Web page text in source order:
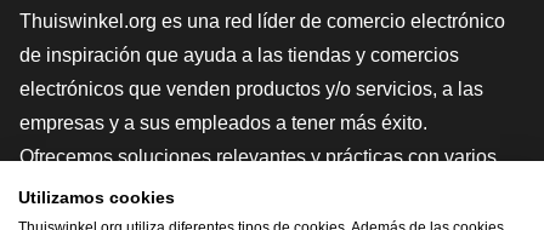
Thuiswinkel.org es una red líder de comercio electrónico
de inspiración que ayuda a las tiendas y comercios
electrónicos que venden productos y/o servicios, a las
empresas y a sus empleados a tener más éxito.
Ofrecemos soluciones relevantes y prácticas con varios
sellos de confianza, Thuiswinkel Reviews, herramientas y
asesoramiento jurídico, defensa, estudios de mercado, y
Utilizamos cookies